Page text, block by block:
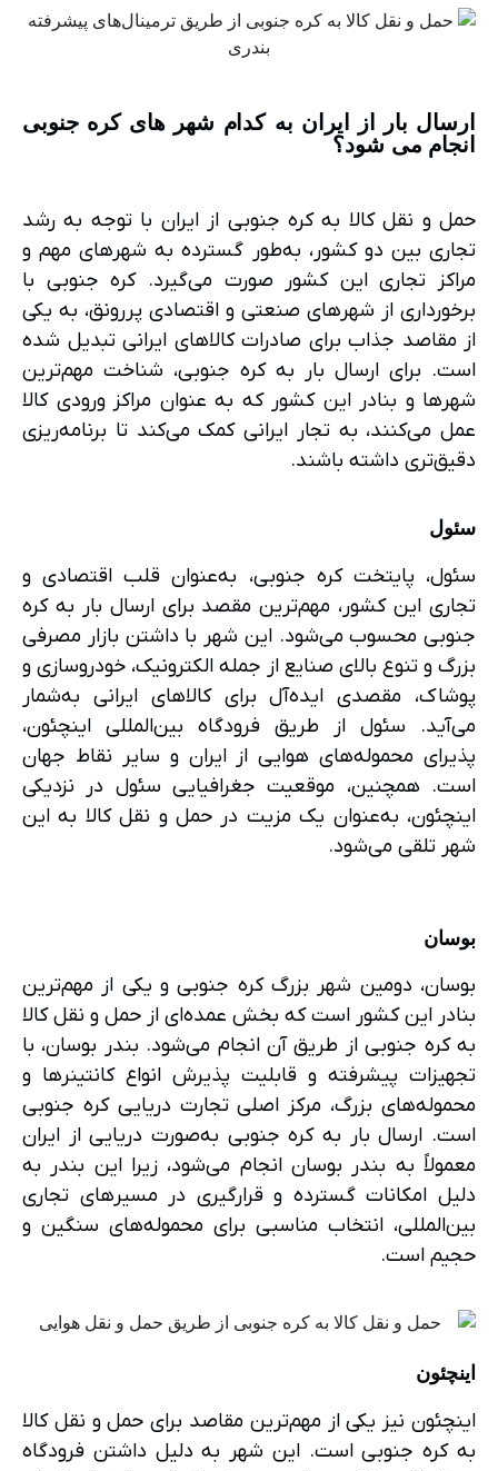
ارسال بار از ایران به کدام شهر های کره جنوبی
انجام می شود؟
حمل و نقل کالا به کره جنوبی از ایران با توجه به رشد
تجاری بین دو کشور، به‌طور گسترده به شهرهای مهم و
مراکز تجاری این کشور صورت می‌گیرد. کره جنوبی با
برخورداری از شهرهای صنعتی و اقتصادی پررونق، به یکی
از مقاصد جذاب برای صادرات کالاهای ایرانی تبدیل شده
است. برای ارسال بار به کره جنوبی، شناخت مهم‌ترین
شهرها و بنادر این کشور که به عنوان مراکز ورودی کالا
عمل می‌کنند، به تجار ایرانی کمک می‌کند تا برنامه‌ریزی
دقیق‌تری داشته باشند.
سئول
سئول، پایتخت کره جنوبی، به‌عنوان قلب اقتصادی و
تجاری این کشور، مهم‌ترین مقصد برای ارسال بار به کره
جنوبی محسوب می‌شود. این شهر با داشتن بازار مصرفی
بزرگ و تنوع بالای صنایع از جمله الکترونیک، خودروسازی و
پوشاک، مقصدی ایده‌آل برای کالاهای ایرانی به‌شمار
می‌آید. سئول از طریق فرودگاه بین‌المللی اینچئون،
پذیرای محموله‌های هوایی از ایران و سایر نقاط جهان
است. همچنین، موقعیت جغرافیایی سئول در نزدیکی
اینچئون، به‌عنوان یک مزیت در حمل و نقل کالا به این
شهر تلقی می‌شود.
بوسان
بوسان، دومین شهر بزرگ کره جنوبی و یکی از مهم‌ترین
بنادر این کشور است که بخش عمده‌ای از حمل و نقل کالا
به کره جنوبی از طریق آن انجام می‌شود. بندر بوسان، با
تجهیزات پیشرفته و قابلیت پذیرش انواع کانتینرها و
محموله‌های بزرگ، مرکز اصلی تجارت دریایی کره جنوبی
است. ارسال بار به کره جنوبی به‌صورت دریایی از ایران
معمولاً به بندر بوسان انجام می‌شود، زیرا این بندر به
دلیل امکانات گسترده و قرارگیری در مسیرهای تجاری
بین‌المللی، انتخاب مناسبی برای محموله‌های سنگین و
حجیم است.
اینچئون
اینچئون نیز یکی از مهم‌ترین مقاصد برای حمل و نقل کالا
به کره جنوبی است. این شهر به دلیل داشتن فرودگاه